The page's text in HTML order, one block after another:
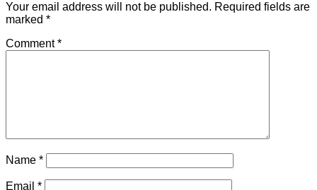
Your email address will not be published. Required fields are
marked *
Comment*
Name *
Email *